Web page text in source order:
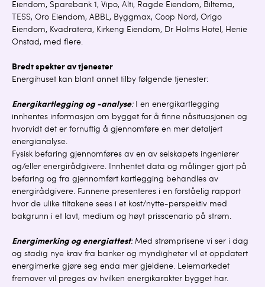
Eiendom, Sparebank 1, Vipo, Alti, Ragde Eiendom, Biltema,
TESS, Oro Eiendom, ABBL, Byggmax, Coop Nord, Origo
Eiendom, Kvadratera, Kirkeng Eiendom, Dr Holms Hotel, Henie
Onstad, med flere.
Bredt spekter av tjenester
Energihuset kan blant annet tilby følgende tjenester:
Energikartlegging og -analyse:I en energikartlegging
innhentes informasjon om bygget for å finne nåsituasjonen og
hvorvidt det er fornuftig å gjennomføre en mer detaljert
energianalyse.
Fysisk befaring gjennomføres av en av selskapets ingeniører
og/eller energirådgivere. Innhentet data og målinger gjort på
befaring og fra gjennomført kartlegging behandles av
energirådgivere. Funnene presenteres i en forståelig rapport
hvor de ulike tiltakene sees i et kost/nytte-perspektiv med
bakgrunn i et lavt, medium og høyt prisscenario på strøm.
Energimerking og energiattest: Med strømprisene vi ser i dag
og stadig nye krav fra banker og myndigheter vil et oppdatert
energimerke gjøre seg enda mer gjeldene. Leiemarkedet
fremover vil preges av hvilken energikarakter bygget har.